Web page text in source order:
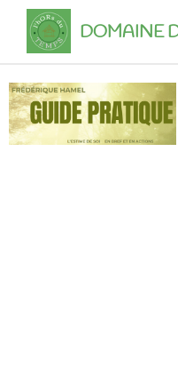
Passer
principal
DOMAINE